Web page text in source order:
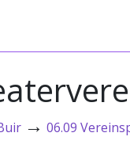
→ 06.09